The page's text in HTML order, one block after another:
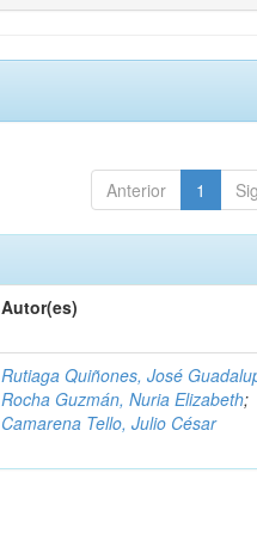
Anterior 1
Autor(es)
Rutiaga Quiñones, José
Rocha Guzmán, Nuria Elizabeth;
Camarena Tello, Julio César